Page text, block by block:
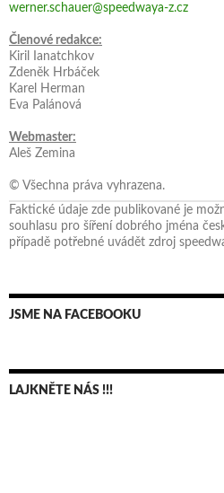
werner.schauer@speedwaya-z.cz
Členové redakce:
Kiril Ianatchkov
Zdeněk Hrbáček
Karel Herman
Eva Palánová
Webmaster:
Aleš Zemina
© Všechna práva vyhrazena.
Faktické údaje zde publikované je
souhlasu pro šíření dobrého jména
případě potřebné uvádět zdroj
JSME NA FACEBOOKU
LAJKNĚTE NÁS !!!